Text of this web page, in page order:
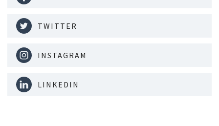
TWITTER
INSTAGRAM
LINKEDIN